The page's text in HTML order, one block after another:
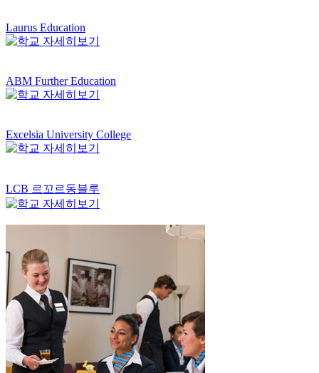
Laurus Education
ABM Further Education
Excelsia University College
LCB 르꼬르동블루